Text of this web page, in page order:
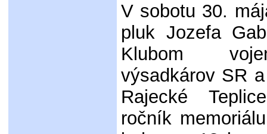
V sobotu 30.
pluk Jozefa
Klubom
výsadkárov SR
Rajecké
ročník